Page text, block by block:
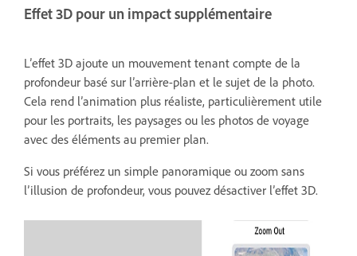
Effet 3D pour un impact supplémentaire
L’effet 3D ajoute un mouvement tenant compte de la
profondeur basé sur l’arrière-plan et le sujet de la photo.
Cela rend l’animation plus réaliste, particulièrement utile
pour les portraits, les paysages ou les photos de voyage
avec des éléments au premier plan.
Si vous préférez un simple panoramique ou zoom sans
l’illusion de profondeur, vous pouvez désactiver l’effet 3D.